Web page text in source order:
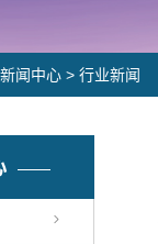
新闻中心 > 行业新闻